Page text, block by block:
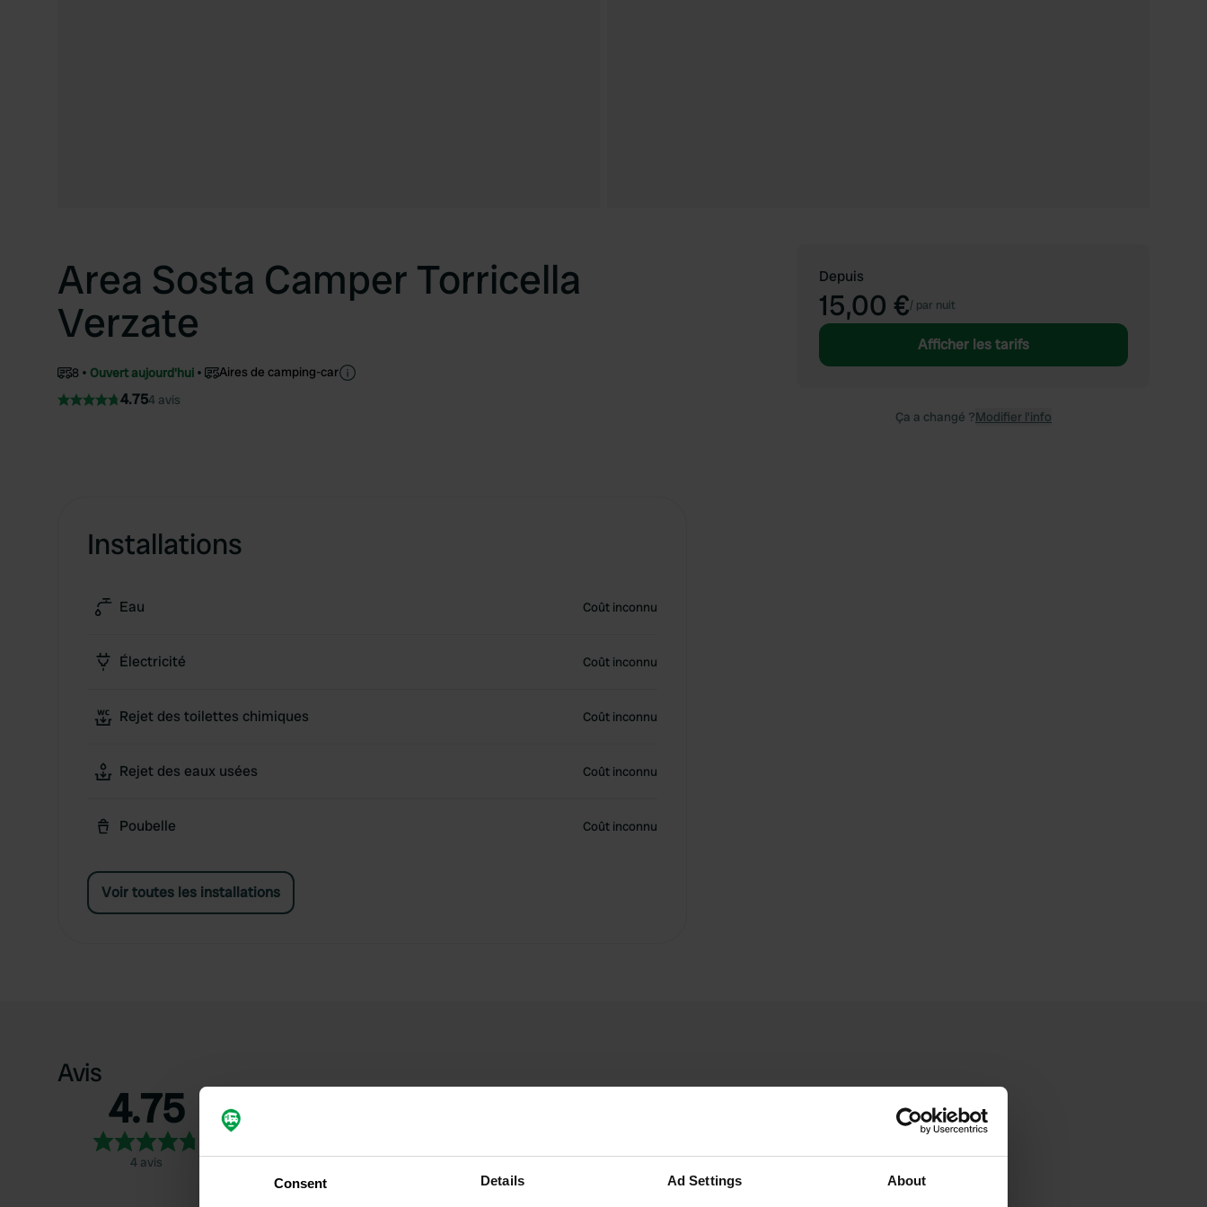
Consent Details Ad Settings About
Area Sosta Camper Torricella
Verzate
8 Ouvert aujourd'hui Aires de camping-car
4.754 avis
Installations
Eau Coût inconnu
Électricité Coût inconnu
Rejet des toilettes chimiques Coût inconnu
Rejet des eaux usées Coût inconnu
Poubelle Coût inconnu
Voir toutes les installations
Depuis
15,00 €/ par nuit
Afficher les tarifs
Ça a changé ?Modifier l’info
Avis
4.75
4 avis
4